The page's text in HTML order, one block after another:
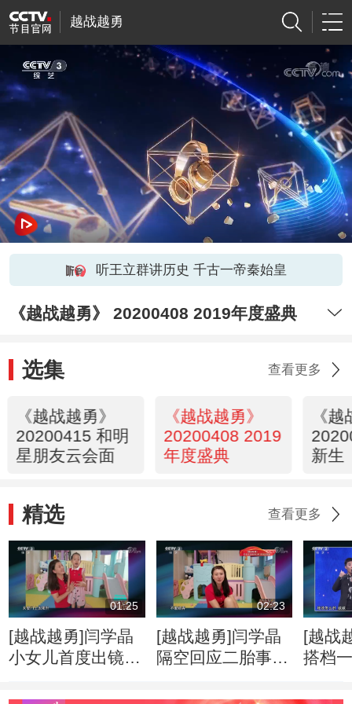
越战越勇
听王立群讲历史 千古一帝秦始皇
《越战越勇》 20200408 2019年度盛典
选集 查看更多
《越战越勇》
20200415 和明
星朋友云会面
《越战越勇》
20200408 2019
年度盛典
《
新生
精选 查看更多
01:25
[越战越勇]闫学晶
小女儿首度出镜
心
02:23
[越战越勇]闫学晶
隔空回应二胎事件
险遭遇
[越战
搭档
二胎